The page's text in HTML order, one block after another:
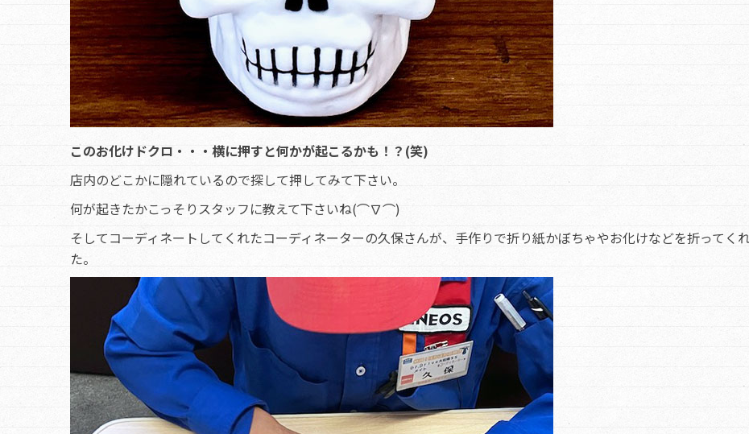
このお化けドクロ・・・横に押すと何かが起こるかも！？(笑)
店内のどこかに隠れているので探して押してみて下さい。
何が起きたかこっそりスタッフに教えて下さいね(⌒∇⌒)
そしてコーディネートしてくれたコーディネーターの久保さんが、手作りで折り紙かぼちゃやお化けなどを折ってく
た。